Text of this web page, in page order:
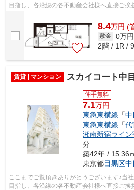
目指し、各沿線の各不動産会社様へ直接ご
8.4万円 (
敷金 0万円
2階 / 1R /
賃貸 | マンション スカイコート中
仲手無料
7.1万円
東急東横線 「中
東急東横線 「代
湘南新宿ライン
分
築42年 / 15.36
東京都目黒区中
ここまでご覧頂きありがとうございます♪当
目指し、各沿線の各不動産会社様へ直接ご挨